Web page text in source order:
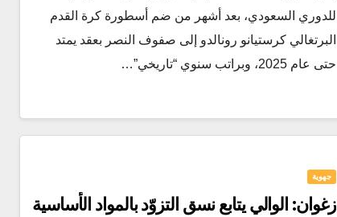
للدوري السعودي، بعد أشهر من ضم أسطورة كرة القدم
البرتغالي كرستيانو رونالدو إلى صفوف النصر بعقد يمتد
حتى عام 2025، وبراتب سنوي “تاريخي”…
جهوية
زغوان: الوالي يتابع نسق التزوّد بالمواد الأساسية